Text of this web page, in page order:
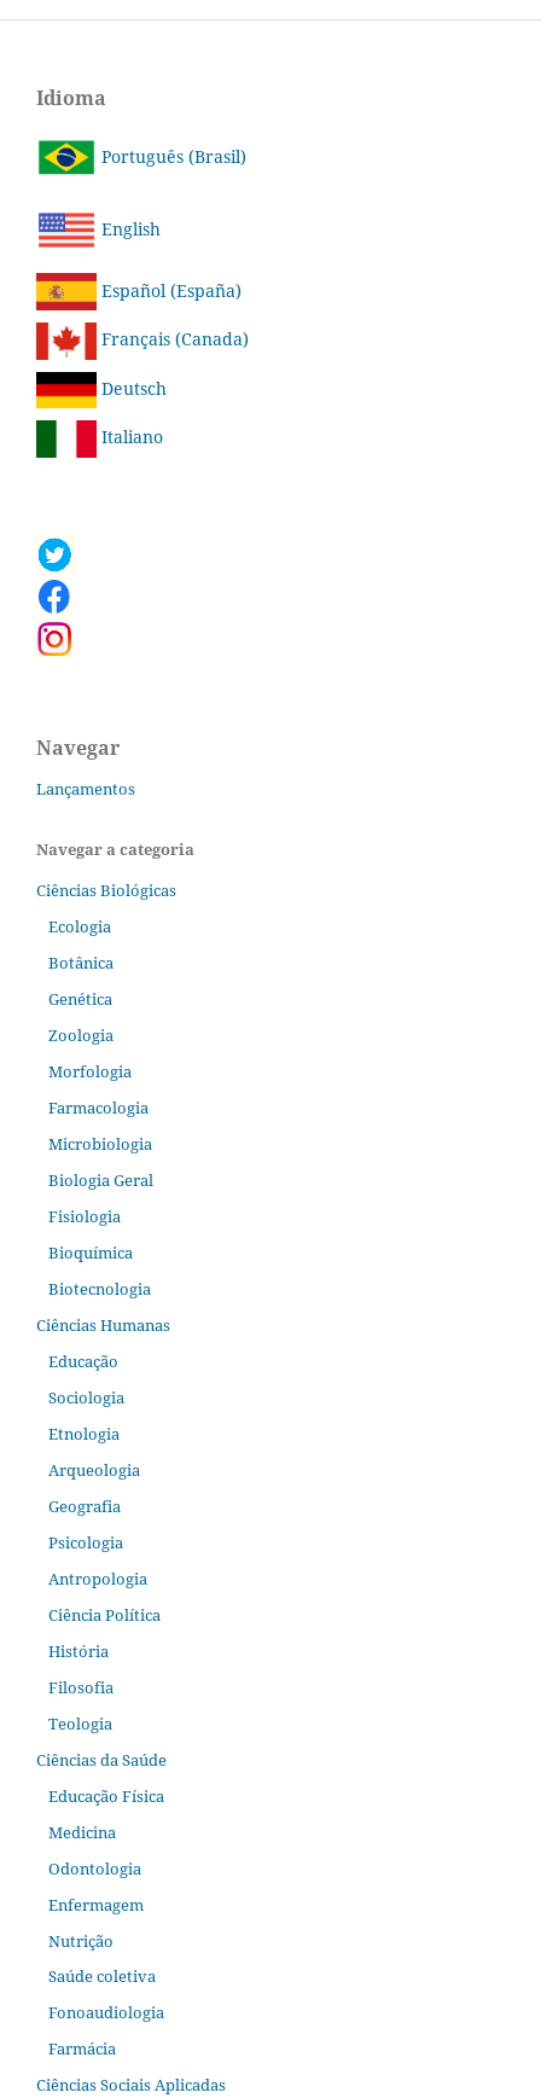
Idioma
Português (Brasil)
English
Español (España)
Français (Canada)
Deutsch
Italiano
Navegar
Lançamentos
Navegar a categoria
Ciências Biológicas
Ecologia
Botânica
Genética
Zoologia
Morfologia
Farmacologia
Microbiologia
Biologia Geral
Fisiologia
Bioquímica
Biotecnologia
Ciências Humanas
Educação
Sociologia
Etnologia
Arqueologia
Geografia
Psicologia
Antropologia
Ciência Política
História
Filosofia
Teologia
Ciências da Saúde
Educação Física
Medicina
Odontologia
Enfermagem
Nutrição
Saúde coletiva
Fonoaudiologia
Farmácia
Ciências Sociais Aplicadas